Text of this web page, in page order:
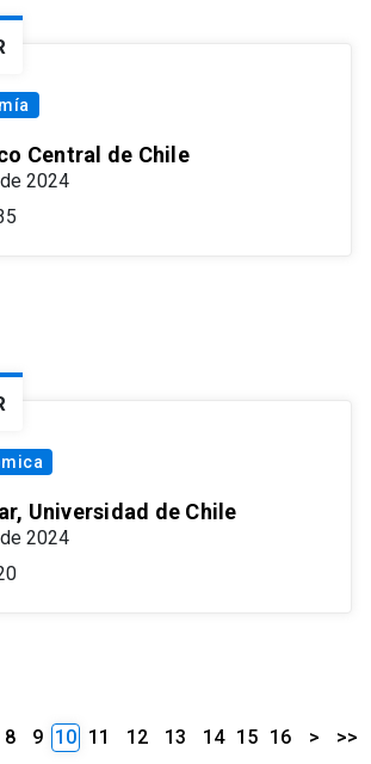
Central de Chile
2024
Universidad de Chile
2024
8 9 10 11 12 13 14 15 16 > >>